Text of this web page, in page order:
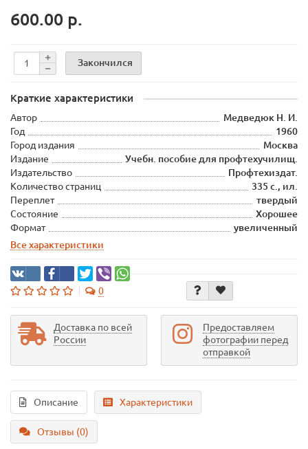
600.00 р.
Закончился
Краткие характеристики
Автор
Медведюк Н. И.
Год
1960
Город издания
Москва
Издание
Учебн. пособие для профтехучилищ.
Издательство
Профтехиздат.
Количество страниц
335 с., ил.
Переплет
твердый
Состояние
Хорошее
Формат
увеличенный
Все характеристики
0
Доставка по всей
России
Предоставляем
фотографии перед
отправкой
Описание Характеристики
Отзывы (0)